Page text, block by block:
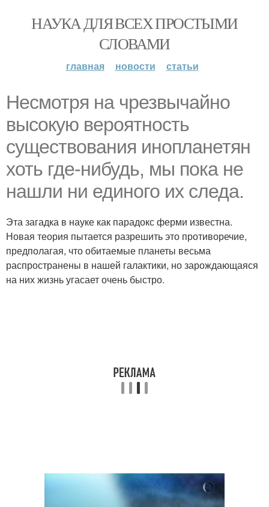
НАУКА ДЛЯ ВСЕХ ПРОСТЫМИ
СЛОВАМИ
главная новости статьи
Несмотря на чрезвычайно
высокую вероятность
существования инопланетян
хоть где-нибудь, мы пока не
нашли ни единого их следа.
Эта загадка в науке как парадокс ферми известна.
Новая теория пытается разрешить это противоречие,
предполагая, что обитаемые планеты весьма
распространены в нашей галактики, но зарождающаяся
на них жизнь угасает очень быстро.